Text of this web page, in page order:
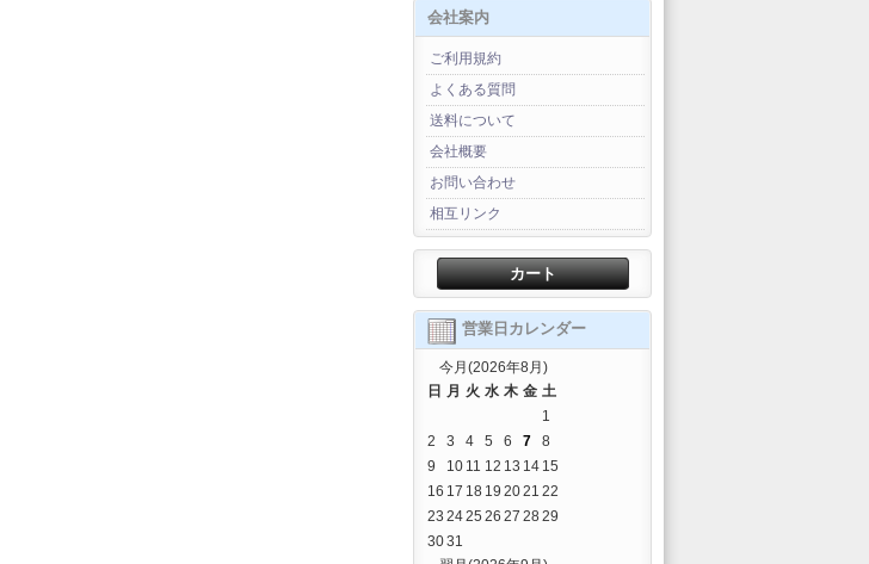
会社案内
ご利用規約
よくある質問
送料について
会社概要
お問い合わせ
相互リンク
カート
営業日カレンダー
今月(2026年8月)
日 月 火 水 木 金 土
1
2
3 4 5 6 7
8
9
10 11 12 13 14 15
16 17 18 19 2021 22
23 2425 26 27 2829
3031